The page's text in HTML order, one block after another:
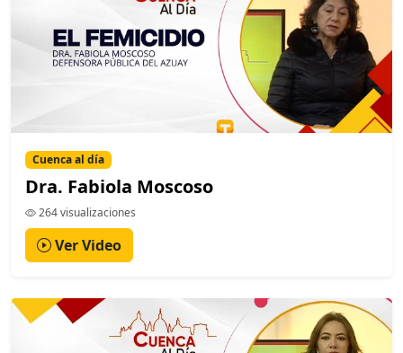
Cuenca al día
Dra. Fabiola Moscoso
264 visualizaciones
Ver Video